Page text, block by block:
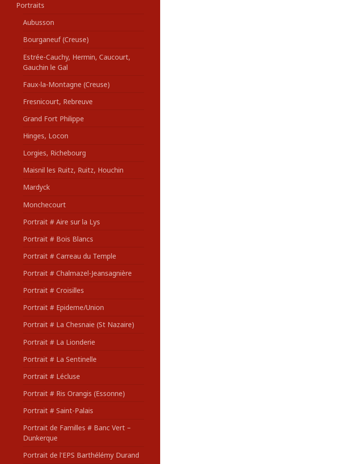
Portraits
Aubusson
Bourganeuf (Creuse)
Estrée-Cauchy, Hermin, Caucourt,
Gauchin le Gal
Faux-la-Montagne (Creuse)
Fresnicourt, Rebreuve
Grand Fort Philippe
Hinges, Locon
Lorgies, Richebourg
Maisnil les Ruitz, Ruitz, Houchin
Mardyck
Monchecourt
Portrait # Aire sur la Lys
Portrait # Bois Blancs
Portrait # Carreau du Temple
Portrait # Chalmazel-Jeansagnière
Portrait # Croisilles
Portrait # Epideme/Union
Portrait # La Chesnaie (St Nazaire)
Portrait # La Lionderie
Portrait # La Sentinelle
Portrait # Lécluse
Portrait # Ris Orangis (Essonne)
Portrait # Saint-Palais
Portrait de Familles # Banc Vert –
Dunkerque
Portrait de l'EPS Barthélémy Durand